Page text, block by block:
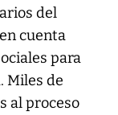
del
cuenta
para
Miles de
al proceso